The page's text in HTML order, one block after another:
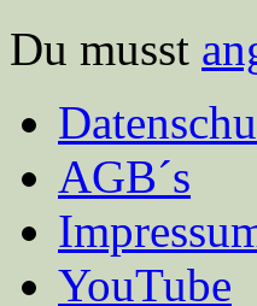
Du musst
AGB´s
YouTube